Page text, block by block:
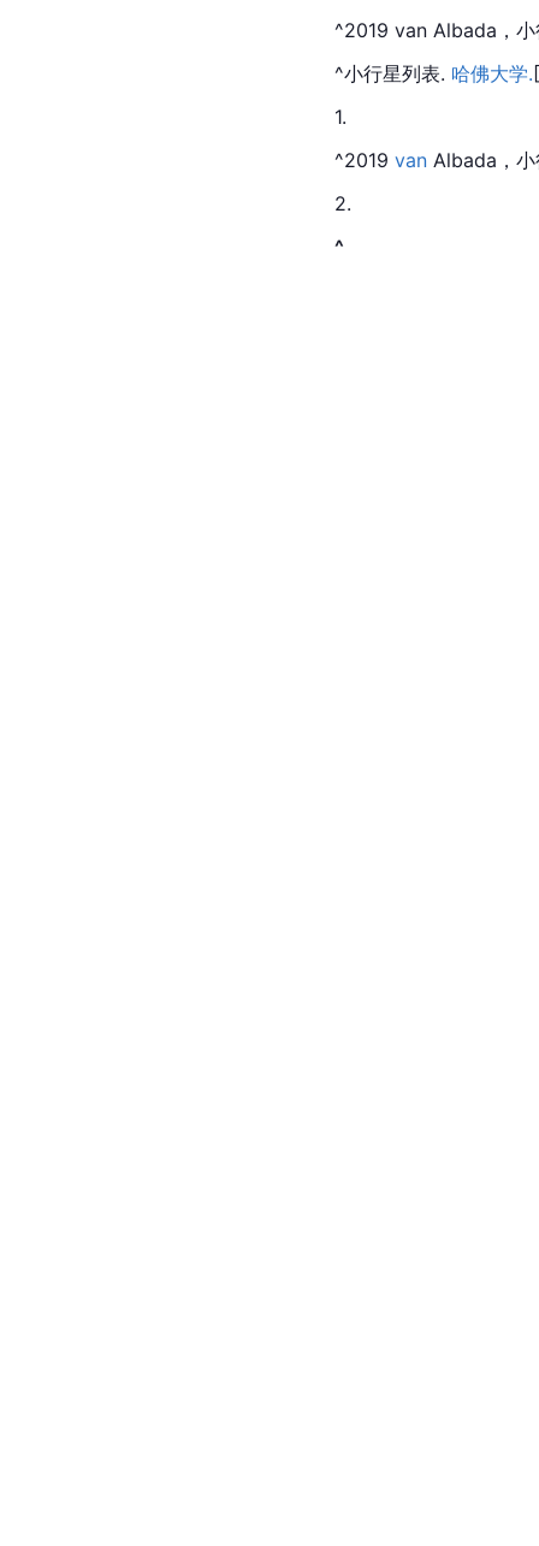
^2019 van Albada，
^小行星列表. 哈佛大学.
1.
^2019 van Albada，
2.
^